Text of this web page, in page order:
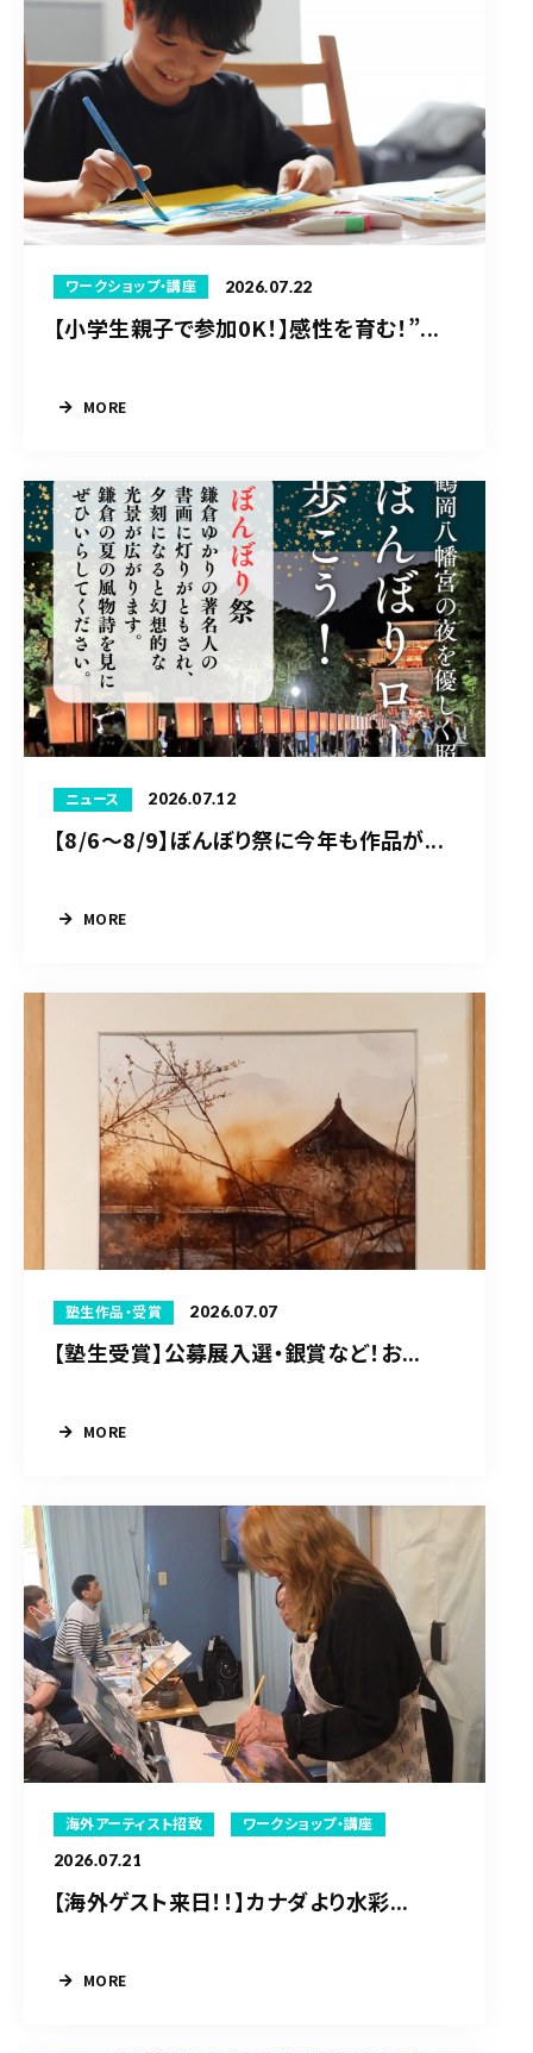
ワークショップ・講座 2026.07.22
【小学生親子で参加0K！】感性を育む！”...
MORE
ニュース 2026.07.12
【8/6〜8/9】ぼんぼり祭に今年も作品が...
MORE
塾生作品・受賞 2026.07.07
【塾生受賞】公募展入選・銀賞など！お...
MORE
海外アーティスト招致 ワークショップ・講座
2026.07.21
【海外ゲスト来日！！】カナダより水彩...
MORE